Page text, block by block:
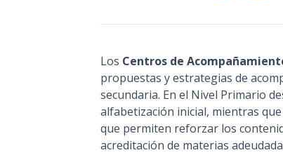
Los Centros de
propuestas y estrategias de
secundaria. En el Nivel Primario
alfabetización inicial, mientras
que permiten reforzar los
acreditación de materias